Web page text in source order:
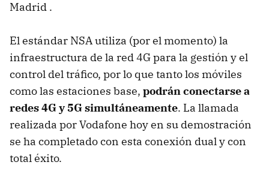
Madrid .
El estándar NSA utiliza (por el momento) la
infraestructura de la red 4G para la gestión y el
control del tráfico, por lo que tanto los móviles
como las estaciones base, podrán conectarse a
redes 4G y 5G simultáneamente. La llamada
realizada por Vodafone hoy en su demostración
se ha completado con esta conexión dual y con
total éxito.